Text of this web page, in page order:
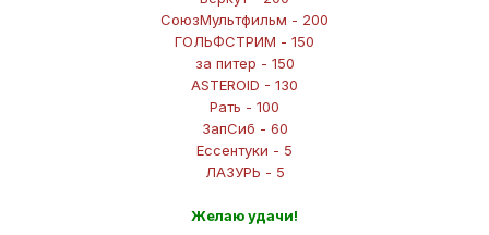
СоюзМультфильм - 200
ГОЛЬФСТРИМ - 150
за питер - 150
ASTEROID - 130
Рать - 100
ЗапСиб - 60
Ессентуки - 5
ЛАЗУРЬ - 5
Желаю удачи!